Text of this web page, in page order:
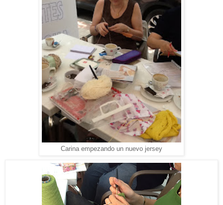
Carina empezando un nuevo jersey